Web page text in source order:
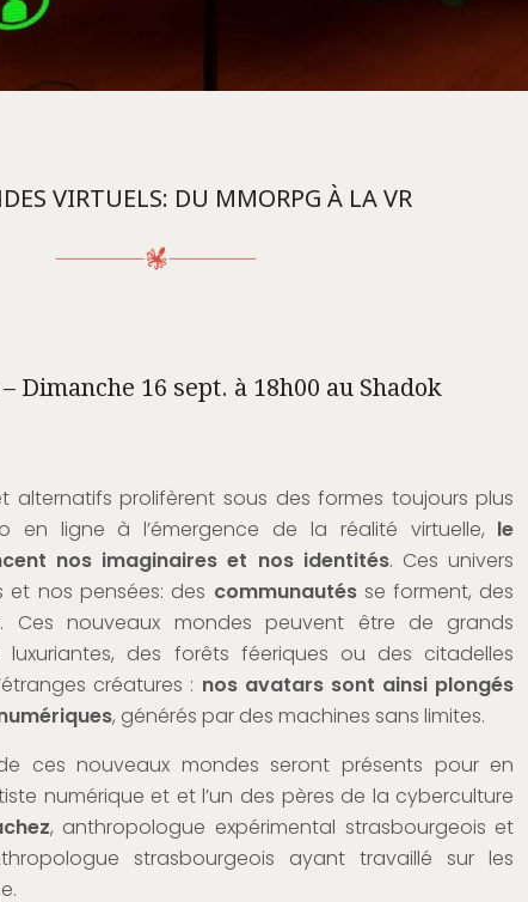
VIRTUELS: DU MMORPG À LA VR
Dimanche 16 sept. à 18h00 au Shadok
alternatifs prolifèrent sous des formes toujours plus
en ligne à l’émergence de la réalité virtuelle, le
nos imaginaires et nos identités. Ces univers
nos pensées: des communautésse forment, des
nouveaux mondes peuvent être de grands
luxuriantes, des forêts féeriques ou des citadelles
créatures : nos avatars sont ainsi plongés
, générés par des machines sans limites.
ces nouveaux mondes seront présents pour en
numérique et et l’un des pères de la cyberculture
, anthropologue expérimental strasbourgeois et
strasbourgeois ayant travaillé sur les